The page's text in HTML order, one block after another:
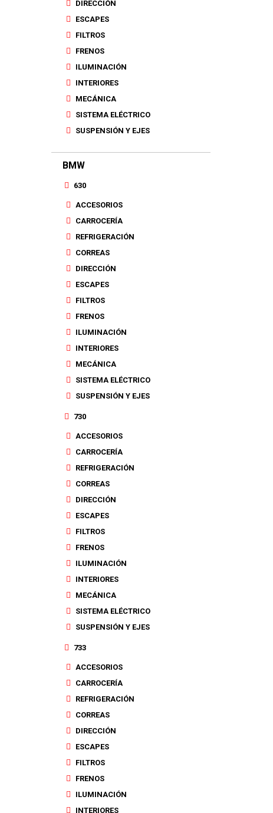
DIRECCIÓN
ESCAPES
FILTROS
FRENOS
ILUMINACIÓN
INTERIORES
MECÁNICA
SISTEMA ELÉCTRICO
SUSPENSIÓN Y EJES
BMW
630
ACCESORIOS
CARROCERÍA
REFRIGERACIÓN
CORREAS
DIRECCIÓN
ESCAPES
FILTROS
FRENOS
ILUMINACIÓN
INTERIORES
MECÁNICA
SISTEMA ELÉCTRICO
SUSPENSIÓN Y EJES
730
ACCESORIOS
CARROCERÍA
REFRIGERACIÓN
CORREAS
DIRECCIÓN
ESCAPES
FILTROS
FRENOS
ILUMINACIÓN
INTERIORES
MECÁNICA
SISTEMA ELÉCTRICO
SUSPENSIÓN Y EJES
733
ACCESORIOS
CARROCERÍA
REFRIGERACIÓN
CORREAS
DIRECCIÓN
ESCAPES
FILTROS
FRENOS
ILUMINACIÓN
INTERIORES